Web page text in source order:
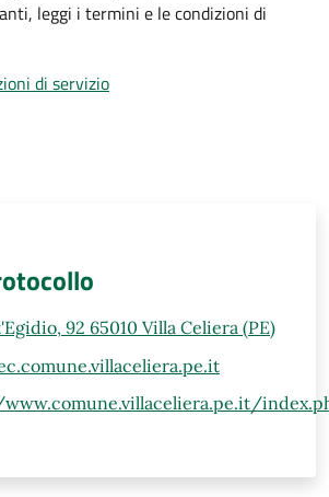
leggi i termini e le condizioni di
di servizio
92 65010 Villa Celiera (PE)